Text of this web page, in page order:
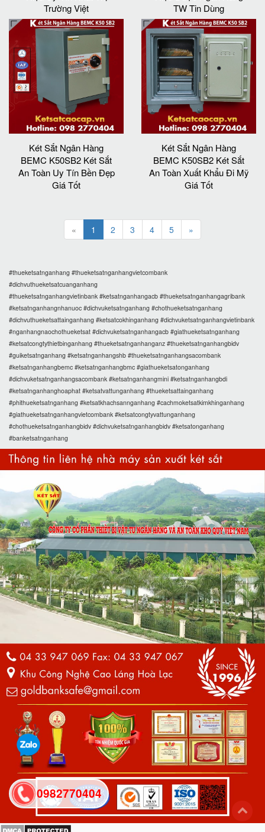
Trường Việt
TW Tin Dùng
Két Sắt Ngân Hàng
BEMC K50SB2 Két Sắt
An Toàn Uy Tín Bền Đẹp
Giá Tốt
Két Sắt Ngân Hàng
BEMC K50SB2 Két Sắt
An Toàn Xuất Khẩu Đi Mỹ
Giá Tốt
« 1 2 3 4 5 »
#thueketsatnganhang #thueketsatnganhangvietcombank
#dichvuthueketsatcuanganhang
#thueketsatnganhangvietinbank #ketsatnganhangacb #thueketsatnganhangagribank
#ketsatnganhangnhanuoc #dichvuketsatnganhang #chothueketsatnganhang
#dichvuthueketsattainganhang #ketsatcokhinganhang #dichvuketsatnganhangvietinbank
#nganhangnaochothueketsat #dichvuketsatnganhangacb #giathueketsatnganhang
#ketsatcongtythietbinganhang #thueketsatnganhanganz #thueketsatnganhangbidv
#guiketsatnganhang #ketsatnganhangshb #thueketsatnganhangsacombank
#ketsatnganhangbemc #ketsatnganhangbmc #giathueketsatonganhang
#dichvuketsatnganhangsacombank #ketsatnganhangmini #ketsatnganhangbdi
#ketsatnganhanghoaphat #ketsatvattunganhang #thueketsattainganhang
#phithueketsatnganhang #ketsatkhachsannganhang #cachmoketsatkimkhinganhang
#giathueketsatnganhangvietcombank #ketsatcongtyvattunganhang
#chothueketsatnganhangbidv #dichvuketsatnganhangbidv #ketsatonganhang
#banketsatnganhang
0982770404